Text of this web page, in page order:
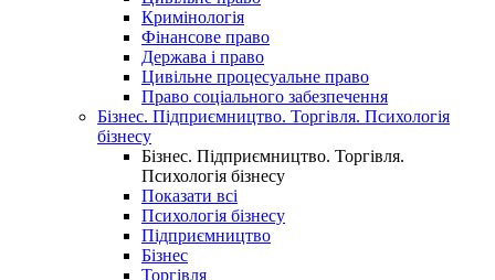
Кримінологія
Фінансове право
Держава і право
Цивільне процесуальне право
Право соціального забезпечення
Бізнес. Підприємництво. Торгівля. Психологія
бізнесу
Бізнес. Підприємництво. Торгівля.
Психологія бізнесу
Показати всі
Психологія бізнесу
Підприємництво
Бізнес
Торгівля